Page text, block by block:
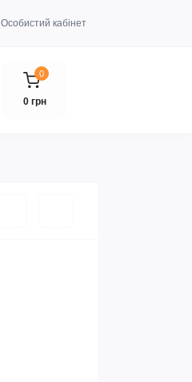
Особистий кабінет
0
0 грн